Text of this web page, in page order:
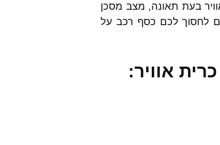
בעת תאונה, מצב מסכן
לחסוך לכם כסף רכב על
אוויר: